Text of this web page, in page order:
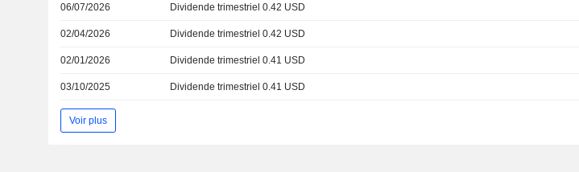
06/07/2026 Dividende trimestriel 0.42 USD
02/04/2026 Dividende trimestriel 0.42 USD
02/01/2026 Dividende trimestriel 0.41 USD
03/10/2025 Dividende trimestriel 0.41 USD
Voir plus